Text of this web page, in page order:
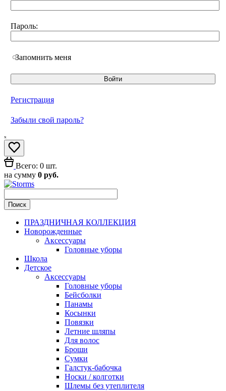
Пароль:
Запомнить меня
Регистрация
Забыли свой пароль?
ₓ
Всего: 0 шт.
на сумму 0 руб.
ПРАЗДНИЧНАЯ КОЛЛЕКЦИЯ
Новорожденные
Аксессуары
Головные уборы
Школа
Детское
Аксессуары
Головные уборы
Бейсболки
Панамы
Косынки
Повязки
Летние шляпы
Для волос
Броши
Сумки
Галстук-бабочка
Носки / колготки
Шлемы без утеплителя